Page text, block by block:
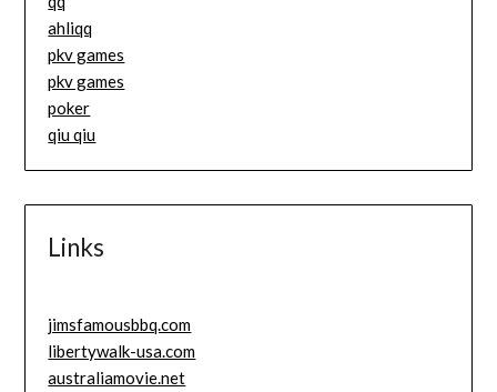
ahliqq
pkv games
pkv games
poker
qiu qiu
Links
jimsfamousbbq.com
libertywalk-usa.com
australiamovie.net